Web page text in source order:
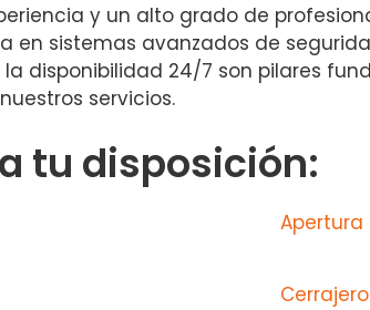
y un alto grado de
en sistemas avanzados de
disponibilidad 24/7 son pilares
servicios.
tu disposición:
Apertura